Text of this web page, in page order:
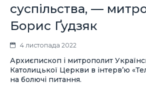
суспільства, —
Борис Ґудзяк
4 листопада 2022
Архиєпископ і митрополит
Католицької Церкви в інтерв’ю
на болючі питання.